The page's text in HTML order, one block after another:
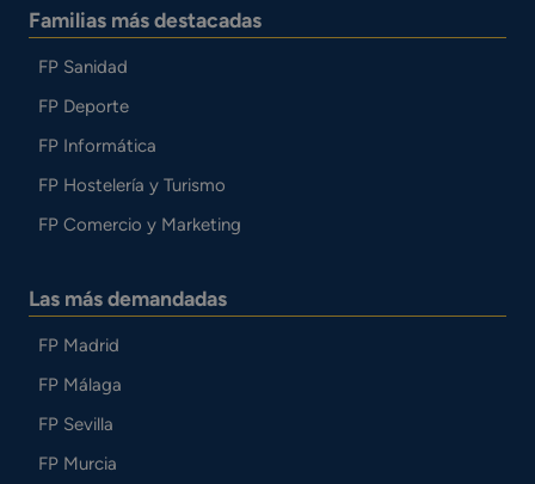
Familias más destacadas
FP Sanidad
FP Deporte
FP Informática
FP Hostelería y Turismo
FP Comercio y Marketing
Las más demandadas
FP Madrid
FP Málaga
FP Sevilla
FP Murcia